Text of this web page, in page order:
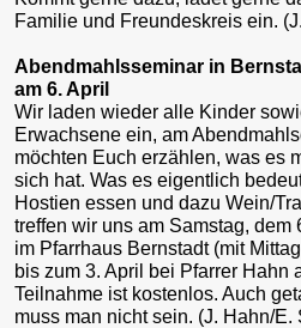
Familie und Freundeskreis ein.
Abendmahlsseminar in
am 6. April
Wir laden wieder alle Kinder
Erwachsene ein, am
möchten Euch erzählen, was es
sich hat. Was es eigentlich
Hostien essen und dazu Wein/
treffen wir uns am Samstag, dem
im Pfarrhaus Bernstadt (mit
bis zum 3. April bei Pfarrer Hahn
Teilnahme ist kostenlos. Auch
muss man nicht sein. (J. Hahn/E.